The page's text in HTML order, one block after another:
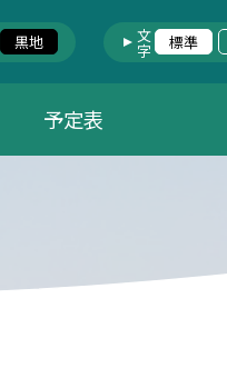
黒地 文字 標準
予定表